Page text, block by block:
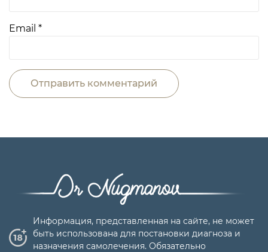
Email *
Информация, представленная на сайте, не может
быть использована для постановки диагноза и
назначения самолечения. Обязательно